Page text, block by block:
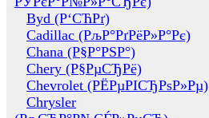
Byd (Р‘СЋРґ)
Cadillac (РљР°РґРёР»Р°Рє)
Chana (Р§Р°РЅР°)
Chery (Р§РµСЂРё)
Chevrolet (РЁРµРІСЂРѕР»Рµ)
Chrysler